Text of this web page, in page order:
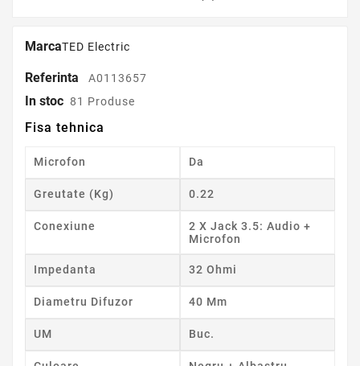
MarcaTED Electric
Referinta A0113657
In stoc 81 Produse
Fisa tehnica
Microfon Da
Greutate (Kg) 0.22
Conexiune
2 X Jack 3.5: Audio +
Microfon
Impedanta 32 Ohmi
Diametru Difuzor 40 Mm
UM Buc.